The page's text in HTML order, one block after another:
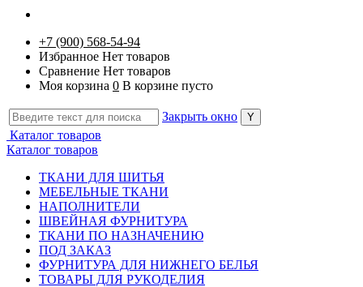
+7 (900) 568-54-94
Избранное Нет товаров
Сравнение Нет товаров
Моя корзина 0 В корзине пусто
Закрыть окно
Каталог товаров
Каталог товаров
ТКАНИ ДЛЯ ШИТЬЯ
МЕБЕЛЬНЫЕ ТКАНИ
НАПОЛНИТЕЛИ
ШВЕЙНАЯ ФУРНИТУРА
ТКАНИ ПО НАЗНАЧЕНИЮ
ПОД ЗАКАЗ
ФУРНИТУРА ДЛЯ НИЖНЕГО БЕЛЬЯ
ТОВАРЫ ДЛЯ РУКОДЕЛИЯ